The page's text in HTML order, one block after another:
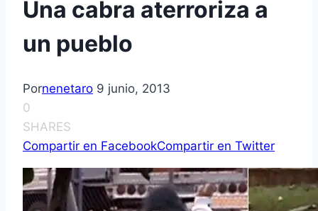
Una cabra aterroriza a
un pueblo
Pornenetaro 9 junio, 2013
0
SHARES
Compartir en FacebookCompartir en Twitter